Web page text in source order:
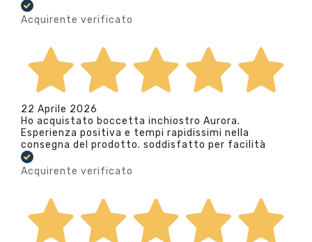
Acquirente verificato
22 Aprile 2026
Ho acquistato boccetta inchiostro Aurora.
Esperienza positiva e tempi rapidissimi nella
consegna del prodotto. soddisfatto per facilità
Acquirente verificato